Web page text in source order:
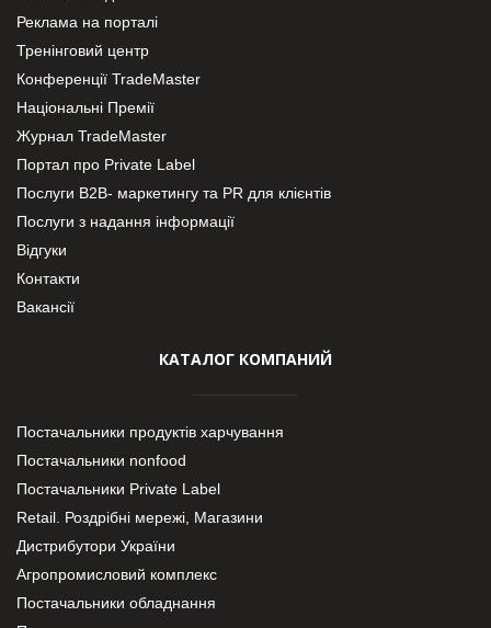
Реклама на порталі
Тренінговий центр
Конференції TradeMaster
Національні Премії
Журнал TradeMaster
Портал про Private Label
Послуги В2В- маркетингу та PR для клієнтів
Послуги з надання інформації
Відгуки
Контакти
Вакансії
КАТАЛОГ КОМПАНИЙ
Постачальники продуктів харчування
Постачальники nonfood
Постачальники Private Label
Retail. Роздрібні мережі, Магазини
Дистрибутори України
Агропромисловий комплекс
Постачальники обладнання